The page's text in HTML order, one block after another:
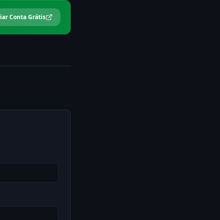
Conta Grátis